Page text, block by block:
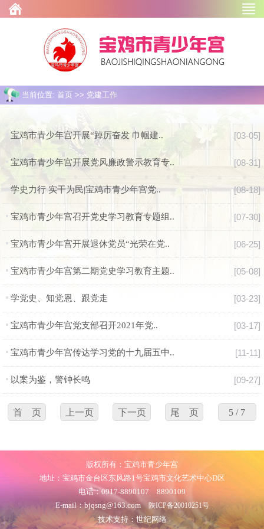
当前位置: 首页 >> 党建工作
宝鸡市青少年宫开展“踔厉奋发 巾帼建.. [03-05]
宝鸡市青少年宫开展党风廉政警示教育专.. [08-31]
学史力行 实干为民|宝鸡市青少年宫党.. [08-18]
宝鸡市青少年宫召开党史学习教育专题组.. [07-30]
宝鸡市青少年宫开展退休党员“光荣在党.. [06-25]
宝鸡市青少年宫第二期党史学习教育主题.. [05-08]
学党史、知党恩、跟党走 [03-23]
宝鸡市青少年宫党支部召开2021年党.. [03-17]
宝鸡市青少年宫传达学习党的十九届五中.. [11-11]
以案为鉴，警钟长鸣 [09-27]
首 页 上一页 下一页 尾 页 5 / 7
版权所有：宝鸡市青少年宫
地址：宝鸡市金台区东风路1号宝鸡市文化艺术中心D区
电话：0917-8890107 8890109
E-mail：bjqsng@163.com 陕ICP备20010251号
技术支持：世纪网络